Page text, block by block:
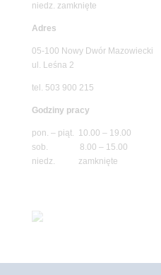
niedz. zamknięte
Adres
05-100 Nowy Dwór Mazowiecki
ul. Leśna 2
tel. 503 900 215
Godziny pracy
pon. – piąt. 10.00 – 19.00
sob. 8.00 – 15.00
niedz. zamknięte